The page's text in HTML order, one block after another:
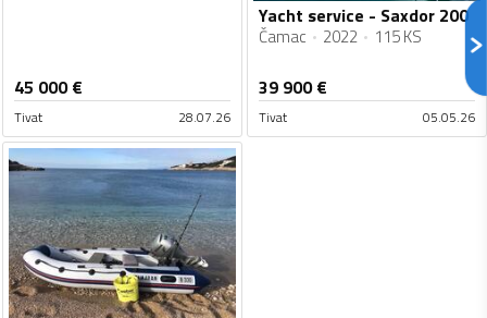
45 000€
Tivat 28.07.26
Yacht service - Saxdor 200
Čamac 2022 115 KS
39 900€
Tivat 05.05.26